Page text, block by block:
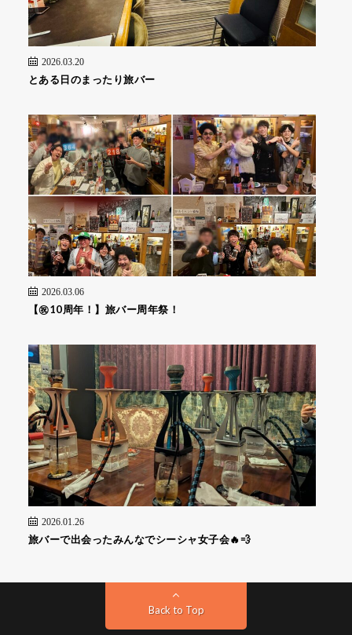
2026.03.20
とある日のまったり旅バー
2026.03.06
【㊗️10周年！】旅バー周年祭！
2026.01.26
旅バーで出会ったみんなでシーシャ女子会🔥💨
Back to Top